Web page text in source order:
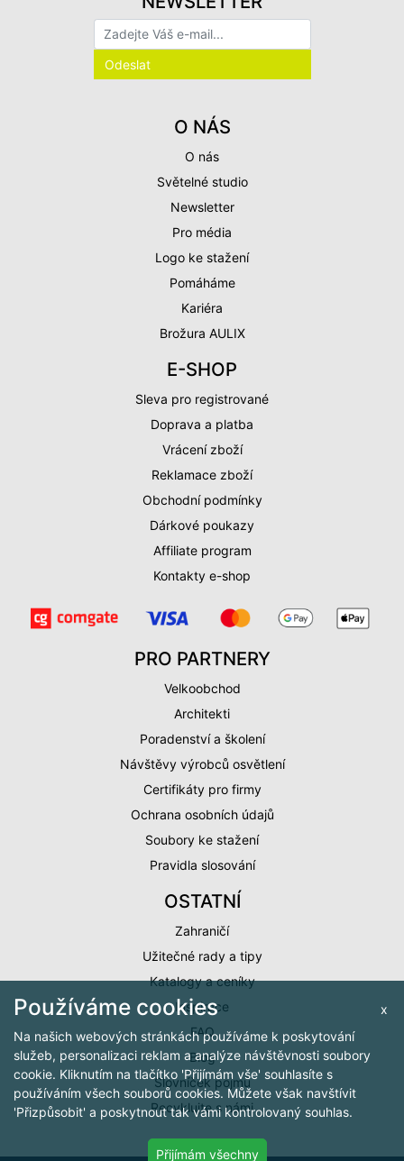
O NÁS
O nás
Světelné studio
Newsletter
Pro média
Logo ke stažení
Pomáháme
Kariéra
Brožura AULIX
E-SHOP
Sleva pro registrované
Doprava a platba
Vrácení zboží
Reklamace zboží
Obchodní podmínky
Dárkové poukazy
Affiliate program
Kontakty e-shop
PRO PARTNERY
Velkoobchod
Architekti
Poradenství a školení
Návštěvy výrobců osvětlení
Certifikáty pro firmy
Ochrana osobních údajů
Soubory ke stažení
Pravidla slosování
OSTATNÍ
Zahraničí
Užitečné rady a tipy
Katalogy a ceníky
Inspirace
FAQ
Blog
Slovníček pojmů
Recyklujte s námi
x
Používáme cookies
Na našich webových stránkách používáme k poskytování
služeb, personalizaci reklam a analýze návštěvnosti soubory
cookie. Kliknutím na tlačítko 'Přijímám vše' souhlasíte s
používáním všech souborů cookies. Můžete však navštívit
'Přizpůsobit' a poskytnout tak vámi kontrolovaný souhlas.
Přijímám všechny